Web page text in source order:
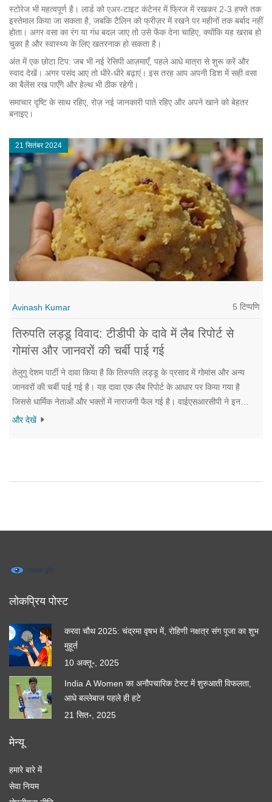
स्टोरेज भी महत्वपूर्ण है। लार्ड को एअर‑टाइट कंटेनर में फ्रिज में रखकर 2‑3 हफ्ते तक
इस्तेमाल किया जा सकता है, जबकि टैलिन को फ्रीज़र में रखने पर महीनों तक बर्बाद नहीं
होता। अगर वसा का रंग या गंध बदल जाए तो उसे फेंक देना चाहिए, क्योंकि यह खराब हो
चुका है और स्वास्थ्य के लिए खतरनाक हो सकता है।
अंत में एक छोटा टिप: जब भी नई रेसिपी आज़माएँ, पहले आधे मात्रा से शुरू करें और
स्वाद देखें। अगर पसंद आए तो धीरे‑धीरे बढ़ाएं। इस तरह आप अपनी डिश में सही वसा
का बैलेंस रख पाएँगे और हेल्थ भी ठीक रहेगी।
समाचार दृष्टि के साथ रहिए, रोज़ नई जानकारी पाते रहिए और अपने खाने को बेहतर
बनाइए।
21 सितंबर 2024
Avinash Kumar 5 टिप्पणि
तिरुपति लड्डू विवाद: टीडीपी के दावे में लैब रिपोर्ट से
गोमांस और जानवरों की चर्बी पाई गई
तेलुगु देशम पार्टी ने दावा किया है कि तिरुपति लड्डू के प्रसाद में गोमांस और अन्य
जानवरों की चर्बी पाई गई है। यह दावा एक लैब रिपोर्ट के आधार पर किया गया है
जिससे धार्मिक नेताओं और भक्तों में नाराजगी फैल गई है। वाईएसआरसीपी ने इन
आरोपों का खंडन किया है।
और देखें
लोकप्रिय पोस्ट
करवा चौथ 2025: चंद्रमा वृषभ में, रोहिणी नक्षत्र संग पूजा का शुभ
मुहूर्त
10 अक्तू॰, 2025
India A Women का अनौपचारिक टेस्ट में शुरुआती विफलता,
आधे बल्लेबाज पहले ही हटे
21 सित॰, 2025
मेन्यू
हमारे बारे में
सेवा नियम